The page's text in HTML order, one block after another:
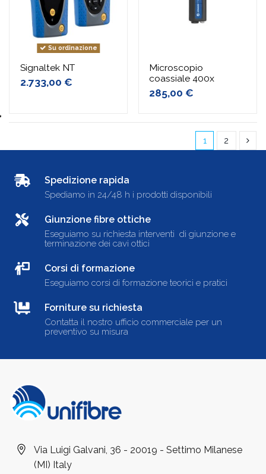
Su ordinazione
Signaltek NT
2.733,00 €
Microscopio
coassiale 400x
285,00 €
1 2
Spedizione rapida
Spediamo in 24/48 h i prodotti disponibili
Giunzione fibre ottiche
Eseguiamo su richiesta interventi di giunzione e
terminazione dei cavi ottici
Corsi di formazione
Eseguiamo corsi di formazione teorici e pratici
Forniture su richiesta
Contatta il nostro ufficio commerciale per un
preventivo su misura
Via Luigi Galvani, 36 - 20019 - Settimo Milanese
(MI) Italy